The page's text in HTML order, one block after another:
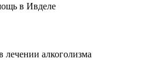
в Ивделе
лечении алкоголизма